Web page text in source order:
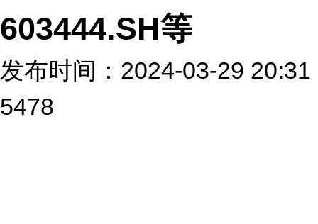
603444.SH等
发布时间：2024-03-29
5478